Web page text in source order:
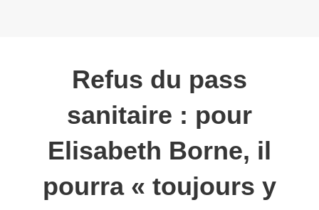
Refus du pass
sanitaire : pour
Elisabeth Borne, il
pourra « toujours y